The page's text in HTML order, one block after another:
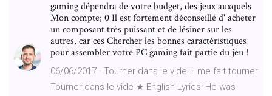
gaming dépendra de votre budget, des jeux auxquels
Mon compte; 0 Il est fortement déconseillé d' acheter
un composant très puissant et de lésiner sur les
autres, car ces Chercher les bonnes caractéristiques
pour assembler votre PC gaming fait partie du jeu !
06/06/2017 · Tourner dans le vide, il me fait tourner
Tourner dans le vide ★ English Lyrics: He was